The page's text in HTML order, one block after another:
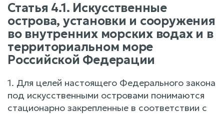
Статья 4.1. Искусственные
острова, установки и сооружения
во внутренних морских водах и в
территориальном море
Российской Федерации
1. Для целей настоящего Федерального закона
под искусственными островами понимаются
стационарно закрепленные в соответствии с